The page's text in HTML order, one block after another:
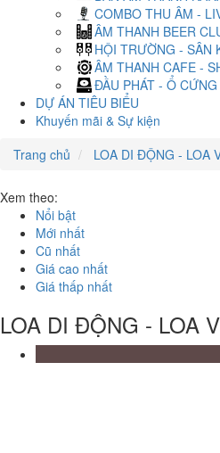
COMBO THU ÂM -
ÂM THANH BEER
HỘI TRƯỜNG - SÂN
ÂM THANH CAFE -
ĐẦU PHÁT - Ổ CỨNG
DỰ ÁN TIÊU BIỂU
Khuyến mãi & Sự kiện
Trang chủ
LOA DI ĐỘNG - LOA
Xem theo:
Nổi bật
Mới nhất
Cũ nhất
Giá cao nhất
Giá thấp nhất
LOA DI ĐỘNG - LOA